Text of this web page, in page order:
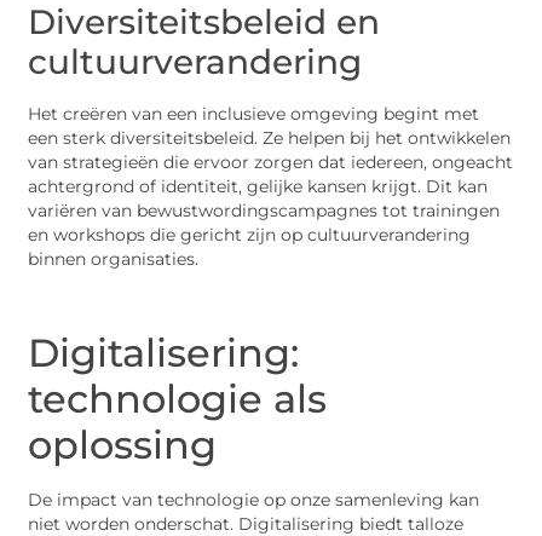
Diversiteitsbeleid en
cultuurverandering
Het creëren van een inclusieve omgeving begint met
een sterk diversiteitsbeleid. Ze helpen bij het ontwikkelen
van strategieën die ervoor zorgen dat iedereen, ongeacht
achtergrond of identiteit, gelijke kansen krijgt. Dit kan
variëren van bewustwordingscampagnes tot trainingen
en workshops die gericht zijn op cultuurverandering
binnen organisaties.
Digitalisering:
technologie als
oplossing
De impact van technologie op onze samenleving kan
niet worden onderschat. Digitalisering biedt talloze